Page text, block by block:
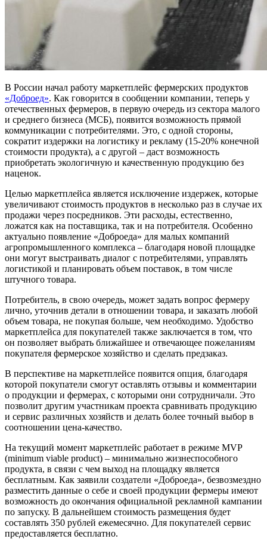
В России начал работу маркетплейс фермерских продуктов
«Доброед». Как говорится в сообщении компании, теперь у
отечественных фермеров, в первую очередь из сектора малого
и среднего бизнеса (МСБ), появится возможность прямой
коммуникации с потребителями. Это, с одной стороны,
сократит издержки на логистику и рекламу (15-20% конечной
стоимости продукта), а с другой – даст возможность
приобретать экологичную и качественную продукцию без
наценок.
Целью маркетплейса является исключение издержек, которые
увеличивают стоимость продуктов в несколько раз в случае их
продажи через посредников. Эти расходы, естественно,
ложатся как на поставщика, так и на потребителя. Особенно
актуально появление «Доброеда» для малых компаний
агропромышленного комплекса – благодаря новой площадке
они могут выстраивать диалог с потребителями, управлять
логистикой и планировать объем поставок, в том числе
штучного товара.
Потребитель, в свою очередь, может задать вопрос фермеру
лично, уточнив детали в отношении товара, и заказать любой
объем товара, не покупая больше, чем необходимо. Удобство
маркетплейса для покупателей также заключается в том, что
он позволяет выбрать ближайшее и отвечающее пожеланиям
покупателя фермерское хозяйство и сделать предзаказ.
В перспективе на маркетплейсе появится опция, благодаря
которой покупатели смогут оставлять отзывы и комментарии
о продукции и фермерах, с которыми они сотрудничали. Это
позволит другим участникам проекта сравнивать продукцию
и сервис различных хозяйств и делать более точный выбор в
соотношении цена-качество.
На текущий момент маркетплейс работает в режиме MVP
(minimum viable product) – минимально жизнеспособного
продукта, в связи с чем выход на площадку является
бесплатным. Как заявили создатели «Доброеда», безвозмездно
разместить данные о себе и своей продукции фермеры имеют
возможность до окончания официальной рекламной кампании
по запуску. В дальнейшем стоимость размещения будет
составлять 350 рублей ежемесячно. Для покупателей сервис
предоставляется бесплатно.